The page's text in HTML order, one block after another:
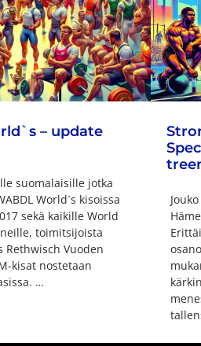
– update
suomalaisille jotka
World´s kisoissa
sekä kaikille World
toimitsijoista
Rethwisch Vuoden
kisat nostetaan
…